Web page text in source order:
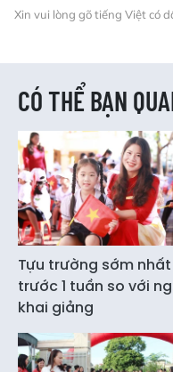
Xin vui lòng gõ tiếng Việt có
CÓ THỂ BẠN
Tựu trường sớm nhất
trước 1 tuần so với
khai giảng